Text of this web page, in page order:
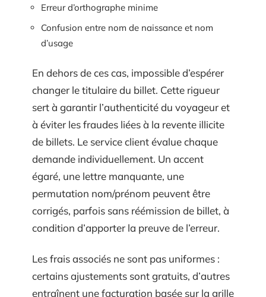
Erreur d’orthographe minime
Confusion entre nom de naissance et nom
d’usage
En dehors de ces cas, impossible d’espérer
changer le titulaire du billet. Cette rigueur
sert à garantir l’authenticité du voyageur et
à éviter les fraudes liées à la revente illicite
de billets. Le service client évalue chaque
demande individuellement. Un accent
égaré, une lettre manquante, une
permutation nom/prénom peuvent être
corrigés, parfois sans réémission de billet, à
condition d’apporter la preuve de l’erreur.
Les frais associés ne sont pas uniformes :
certains ajustements sont gratuits, d’autres
entraînent une facturation basée sur la grille